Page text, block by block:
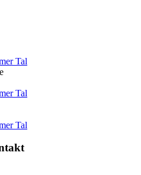
Tal
Tal
Tal